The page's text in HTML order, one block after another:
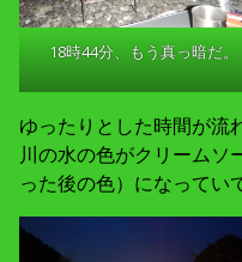
18時44分、もう真っ暗だ。
ゆったりとした時間が流
川の水の色がクリームソ
った後の色）になってい